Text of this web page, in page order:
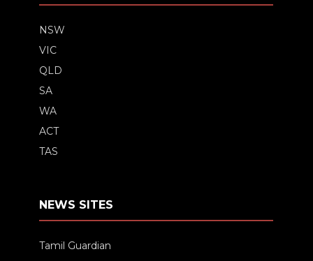
NSW
VIC
QLD
SA
WA
ACT
TAS
NEWS SITES
Tamil Guardian